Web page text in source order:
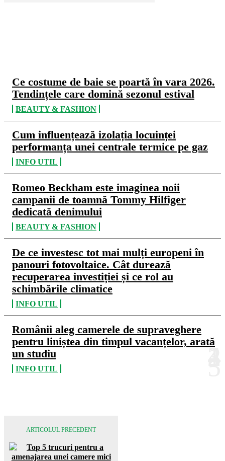
Ce costume de baie se poartă în vara 2026.
Tendințele care domină sezonul estival
BEAUTY & FASHION
Cum influențează izolația locuinței
performanța unei centrale termice pe gaz
INFO UTIL
Romeo Beckham este imaginea noii
campanii de toamnă Tommy Hilfiger
dedicată denimului
BEAUTY & FASHION
De ce investesc tot mai mulți europeni în
panouri fotovoltaice. Cât durează
recuperarea investiției și ce rol au
schimbările climatice
INFO UTIL
Românii aleg camerele de supraveghere
pentru liniștea din timpul vacanțelor, arată
un studiu
INFO UTIL
ARTICOLUL PRECEDENT